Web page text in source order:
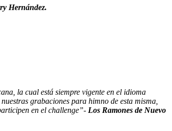
Hernández.
la cual está siempre vigente en el idioma
grabaciones para himno de esta misma,
en el challenge”-Los Ramones de Nuevo